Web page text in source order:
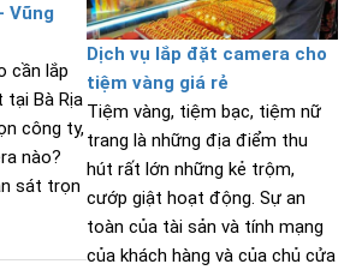
Vũng
cần lắp
Bà Rịa
công ty,
nào?
sát trọn
Dịch vụ lắp đặt camera cho
tiệm vàng giá rẻ
Tiệm vàng, tiệm bạc, tiệm nữ
trang là những địa điểm thu
hút rất lớn những kẻ trộm,
cướp giật hoạt động. Sự an
toàn của tài sản và tính mạng
của khách hàng và của chủ cửa